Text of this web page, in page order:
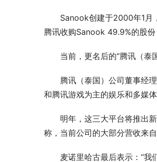
Sanook创建于2000年1月
腾讯收购Sanook 49.9%的股份
当前，更名后的“腾讯（
腾讯（泰国）公司董事经
和腾讯游戏为主的娱乐和多媒
明年，这三大平台将推出
称，当前公司的大部分营收来
麦诺里哈古最后表示：“